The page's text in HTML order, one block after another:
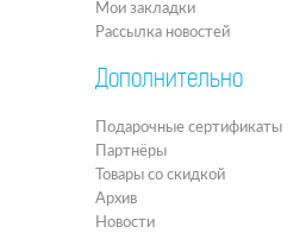
Мои закладки
Рассылка новостей
Дополнительно
Подарочные сертификаты
Партнёры
Товары со скидкой
Архив
Новости